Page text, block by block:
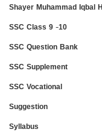
Shayer Muhammad Iqbal
SSC Class 9 -10
SSC Question Bank
SSC Supplement
SSC Vocational
Suggestion
Syllabus